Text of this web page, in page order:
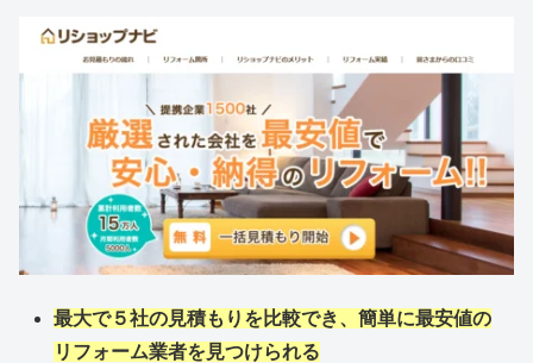
最大で５社の見積もりを比較でき、簡単に最安値の
リフォーム業者を見つけられる